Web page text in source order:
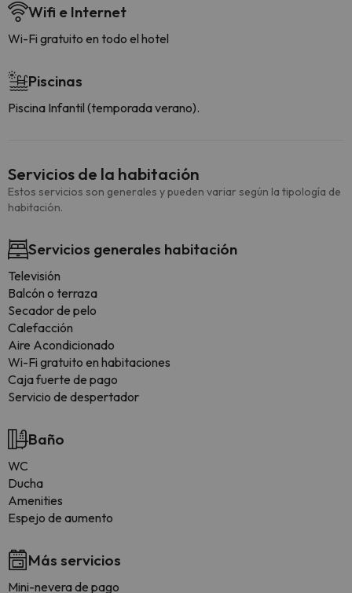
Wifi e Internet
Wi-Fi gratuito en todo el hotel
Piscinas
Piscina Infantil (temporada verano).
Servicios de la habitación
Estos servicios son generales y pueden variar según la tipología de
habitación.
Servicios generales habitación
Televisión
Balcón o terraza
Secador de pelo
Calefacción
Aire Acondicionado
Wi-Fi gratuito en habitaciones
Caja fuerte de pago
Servicio de despertador
Baño
WC
Ducha
Amenities
Espejo de aumento
Más servicios
Mini-nevera de pago